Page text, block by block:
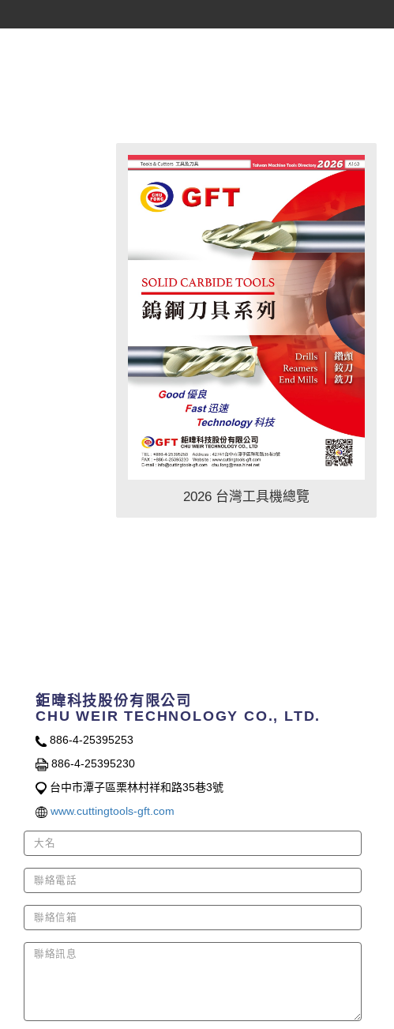
2026 台灣工具機總覽
鉅暐科技股份有限公司
CHU WEIR TECHNOLOGY CO., LTD.
886-4-25395253
886-4-25395230
台中市潭子區栗林村祥和路35巷3號
www.cuttingtools-gft.com